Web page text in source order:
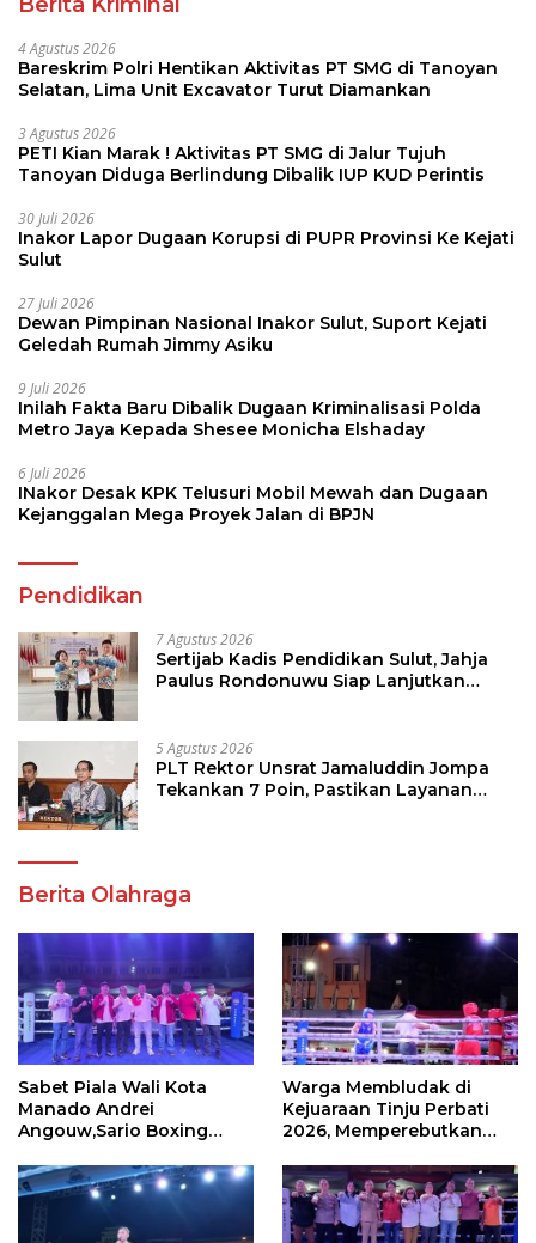
4 Agustus 2026
Bareskrim Polri Hentikan Aktivitas PT SMG di Tanoyan
Selatan, Lima Unit Excavator Turut Diamankan
3 Agustus 2026
PETI Kian Marak ! Aktivitas PT SMG di Jalur Tujuh
Tanoyan Diduga Berlindung Dibalik IUP KUD Perintis
30 Juli 2026
Inakor Lapor Dugaan Korupsi di PUPR Provinsi Ke Kejati
Sulut
27 Juli 2026
Dewan Pimpinan Nasional Inakor Sulut, Suport Kejati
Geledah Rumah Jimmy Asiku
9 Juli 2026
Inilah Fakta Baru Dibalik Dugaan Kriminalisasi Polda
Metro Jaya Kepada Shesee Monicha Elshaday
6 Juli 2026
INakor Desak KPK Telusuri Mobil Mewah dan Dugaan
Kejanggalan Mega Proyek Jalan di BPJN
Pendidikan
7 Agustus 2026
Sertijab Kadis Pendidikan Sulut, Jahja
Paulus Rondonuwu Siap Lanjutkan
5 Agustus 2026
PLT Rektor Unsrat Jamaluddin Jompa
Tekankan 7 Poin, Pastikan Layanan
Berita Olahraga
Sabet Piala Wali Kota
Manado Andrei
Angouw,Sario Boxing
Perbati 2026
Warga Membludak di
Kejuaraan Tinju Perbati
2026, Memperebutkan